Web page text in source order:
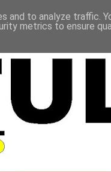
to analyze traffic.
metrics to ensure